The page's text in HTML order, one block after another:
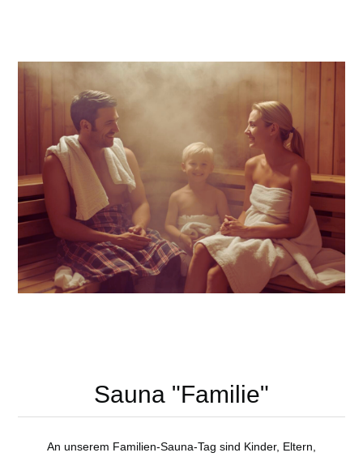
Sauna "Familie"
An unserem Familien-Sauna-Tag sind Kinder, Eltern,